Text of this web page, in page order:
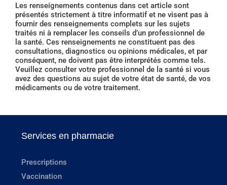
Les renseignements contenus dans cet article sont
présentés strictement à titre informatif et ne visent pas à
fournir des renseignements complets sur les sujets
traités ni à remplacer les conseils d’un professionnel de
la santé. Ces renseignements ne constituent pas des
consultations, diagnostics ou opinions médicales, et par
conséquent, ne doivent pas être interprétés comme tels.
Veuillez consulter votre professionnel de la santé si vous
avez des questions au sujet de votre état de santé, de vos
médicaments ou de votre traitement.
Services en pharmacie
Prescriptions
Vaccination